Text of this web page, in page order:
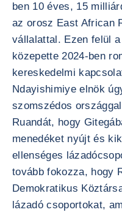
ben 10 éves, 15
az orosz East African
vállalattal. Ezen felül
közepette 2024-ben
kereskedelmi
Ndayishimiye elnök
szomszédos
Ruandát, hogy
menedéket nyújt és
ellenséges
tovább fokozza, hogy
Demokratikus
lázadó csoportokat,